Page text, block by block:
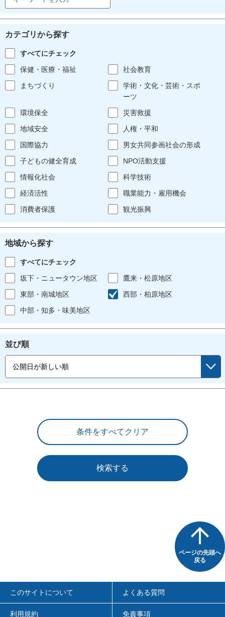
カテゴリから探す
すべてにチェック
保健・医療・福祉
社会教育
まちづくり
学術・文化・芸術・スポ
ーツ
環境保全
災害救援
地域安全
人権・平和
国際協力
男女共同参画社会の形成
子どもの健全育成
NPO活動支援
情報化社会
科学技術
経済活性
職業能力・雇用機会
消費者保護
観光振興
地域から探す
すべてにチェック
坂下・ニュータウン地区
鷹来・松原地区
東部・南城地区
西部・柏原地区
中部・知多・味美地区
並び順
検索する
ページの先頭へ
戻る
このサイトについて よくある質問
利用規約 免責事項